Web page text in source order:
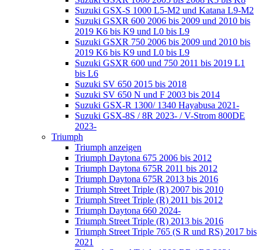
Suzuki GSX-S 1000 L5-M2 und Katana L9-M2
Suzuki GSXR 600 2006 bis 2009 und 2010 bis
2019 K6 bis K9 und L0 bis L9
Suzuki GSXR 750 2006 bis 2009 und 2010 bis
2019 K6 bis K9 und L0 bis L9
Suzuki GSXR 600 und 750 2011 bis 2019 L1
bis L6
Suzuki SV 650 2015 bis 2018
Suzuki SV 650 N und F 2003 bis 2014
Suzuki GSX-R 1300/ 1340 Hayabusa 2021-
Suzuki GSX-8S / 8R 2023- / V-Strom 800DE
2023-
Triumph
Triumph anzeigen
Triumph Daytona 675 2006 bis 2012
Triumph Daytona 675R 2011 bis 2012
Triumph Daytona 675R 2013 bis 2016
Triumph Street Triple (R) 2007 bis 2010
Triumph Street Triple (R) 2011 bis 2012
Triumph Daytona 660 2024-
Triumph Street Triple (R) 2013 bis 2016
Triumph Street Triple 765 (S R und RS) 2017 bis
2021